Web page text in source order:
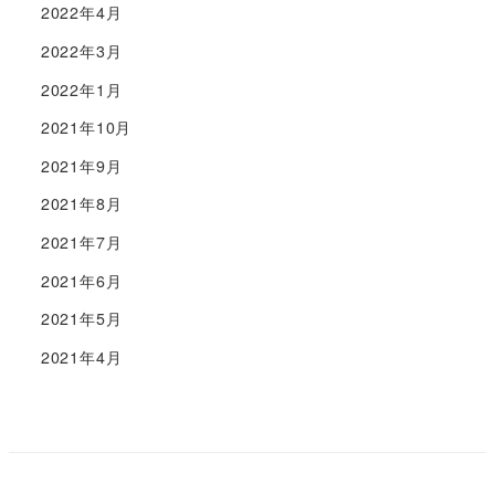
2022年4月
2022年3月
2022年1月
2021年10月
2021年9月
2021年8月
2021年7月
2021年6月
2021年5月
2021年4月